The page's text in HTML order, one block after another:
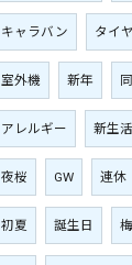
キャラバン タイヤ
室外機 新年
アレルギー 新生活
夜桜 GW 連休
初夏 誕生日